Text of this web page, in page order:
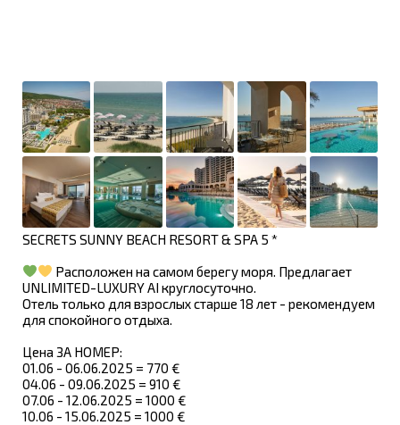
SECRETS SUNNY BEACH RESORT & SPA 5 *
Расположен на самом берегу моря. Предлагает
UNLIMITED-LUXURY AI круглосуточно.
Oтель только для взрослых старше 18 лет - рекомендуем
для спокойного отдыха.
Цена ЗА НОМЕР:
01.06 - 06.06.2025 = 770 €
04.06 - 09.06.2025 = 910 €
07.06 - 12.06.2025 = 1000 €
10.06 - 15.06.2025 = 1000 €